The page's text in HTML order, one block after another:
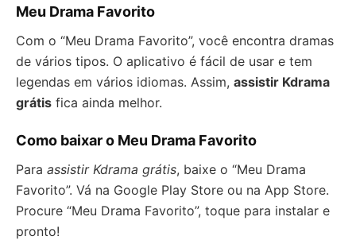
Meu Drama Favorito
Com o “Meu Drama Favorito”, você encontra dramas
de vários tipos. O aplicativo é fácil de usar e tem
legendas em vários idiomas. Assim, assistir Kdrama
grátis fica ainda melhor.
Como baixar o Meu Drama Favorito
Para assistir Kdrama grátis, baixe o “Meu Drama
Favorito”. Vá na Google Play Store ou na App Store.
Procure “Meu Drama Favorito”, toque para instalar e
pronto!